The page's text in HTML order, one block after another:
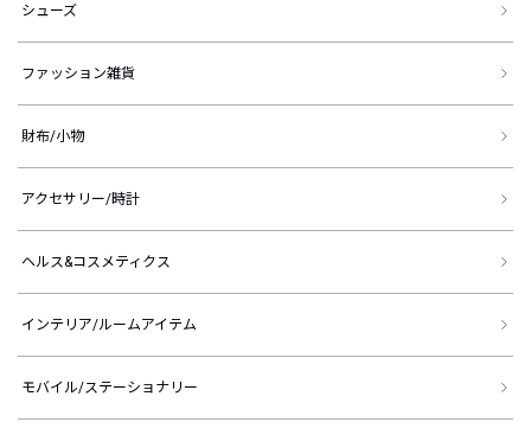
シューズ
ファッション雑貨
財布/小物
アクセサリー/時計
ヘルス&コスメティクス
インテリア/ルームアイテム
モバイル/ステーショナリー